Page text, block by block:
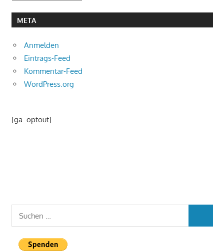
META
Anmelden
Eintrags-Feed
Kommentar-Feed
WordPress.org
[ga_optout]